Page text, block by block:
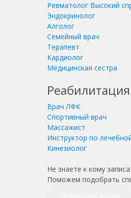
Ревматолог Высокий
Эндокринолог
Алголог
Семейный врач
Терапевт
Кардиолог
Медицинская сестра
Реабилитация
Врач ЛФК
Спортивный врач
Массажист
Инструктор по
Кинезиолог
Не знаете к кому
Поможем подобрать